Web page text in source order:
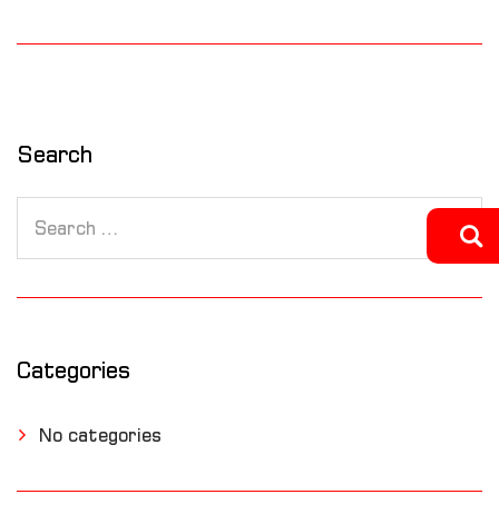
Search
Categories
No categories